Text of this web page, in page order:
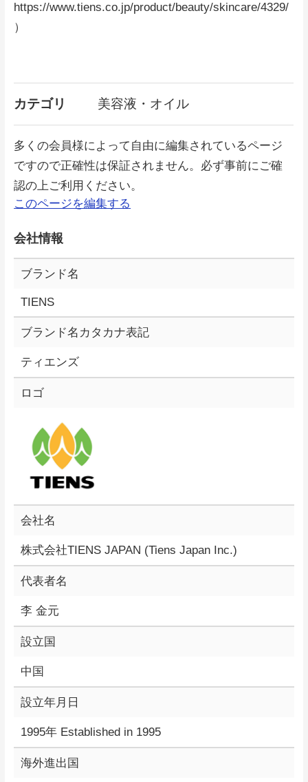
https://www.tiens.co.jp/product/beauty/skincare/4329/
）
カテゴリ 美容液・オイル
多くの会員様によって自由に編集されているページ
ですので正確性は保証されません。必ず事前にご確
認の上ご利用ください。
このページを編集する
会社情報
ブランド名
TIENS
ブランド名カタカナ表記
ティエンズ
ロゴ
会社名
株式会社TIENS JAPAN (Tiens Japan Inc.)
代表者名
李 金元
設立国
中国
設立年月日
1995年 Established in 1995
海外進出国